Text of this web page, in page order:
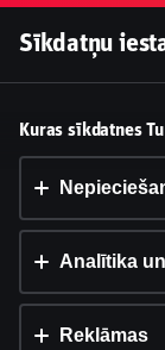
Šī vietne
Sīkdatņu
Kuras sīkdatnes
Analītika
Reklāmas